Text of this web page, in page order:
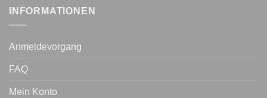
INFORMATIONEN
Anmeldevorgang
FAQ
Mein Konto